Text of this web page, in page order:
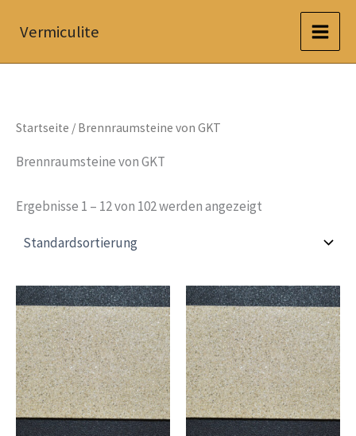
InhaltVermiculite
Startseite / Brennraumsteine von GKT
Brennraumsteine von GKT
Ergebnisse 1 – 12 von 102 werden angezeigt